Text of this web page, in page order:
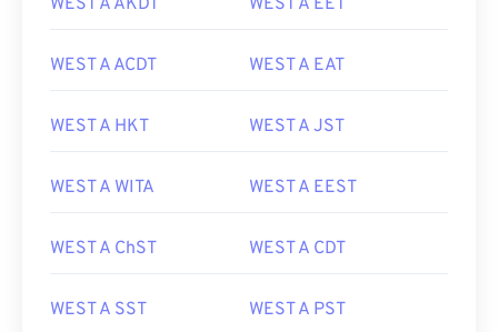
WEST A AKDT WEST A EET
WEST A ACDT WEST A EAT
WEST A HKT WEST A JST
WEST A WITA WEST A EEST
WEST A ChST WEST A CDT
WEST A SST WEST A PST